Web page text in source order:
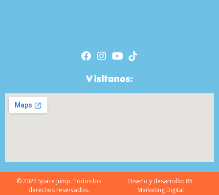
Visitanos:
© 2024 Space Jump. Todos los
derechos reservados.
Diseño y desarrollo: 85
Marketing Digital